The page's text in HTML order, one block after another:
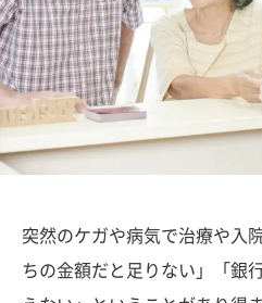
突然のケガや病気で治療や入
ちの金額だと足りない」「銀